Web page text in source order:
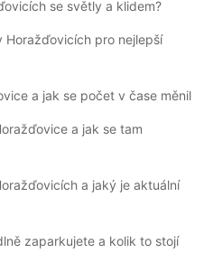
se světly a klidem?
pro nejlepší
a jak se počet v čase měnil
a jak se tam
a jaký je aktuální
zaparkujete a kolik to stojí